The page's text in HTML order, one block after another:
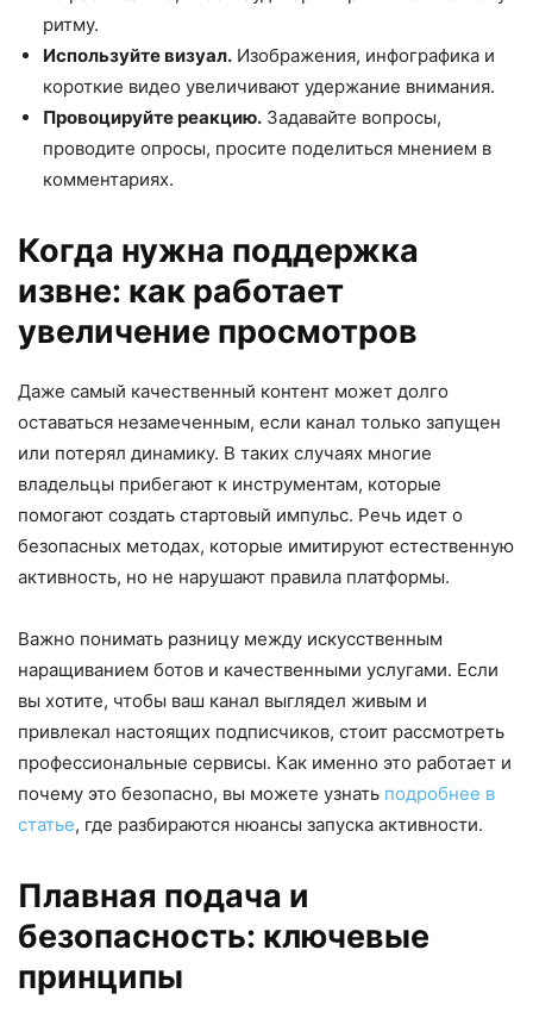
ритму.
Используйте визуал. Изображения, инфографика и
короткие видео увеличивают удержание внимания.
Провоцируйте реакцию. Задавайте вопросы,
проводите опросы, просите поделиться мнением в
комментариях.
Когда нужна поддержка
извне: как работает
увеличение просмотров
Даже самый качественный контент может долго
оставаться незамеченным, если канал только запущен
или потерял динамику. В таких случаях многие
владельцы прибегают к инструментам, которые
помогают создать стартовый импульс. Речь идет о
безопасных методах, которые имитируют естественную
активность, но не нарушают правила платформы.
Важно понимать разницу между искусственным
наращиванием ботов и качественными услугами. Если
вы хотите, чтобы ваш канал выглядел живым и
привлекал настоящих подписчиков, стоит рассмотреть
профессиональные сервисы. Как именно это работает и
почему это безопасно, вы можете узнать подробнее в
статье, где разбираются нюансы запуска активности.
Плавная подача и
безопасность: ключевые
принципы